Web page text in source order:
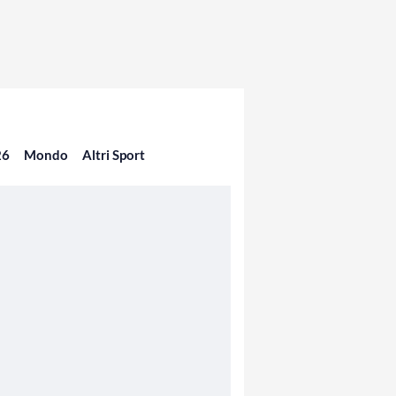
Mondo Altri Sport